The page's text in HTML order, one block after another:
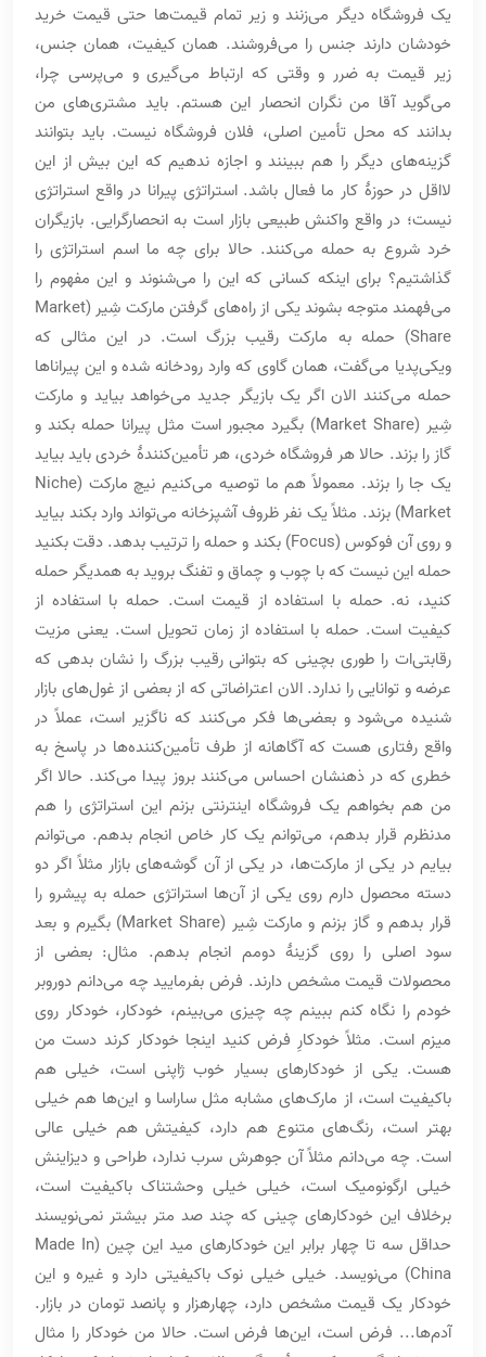
یک فروشگاه دیگر می‌زنند و زیر تمام قیمت‌ها حتی قیمت خرید
خودشان دارند جنس را می‌فروشند. همان کیفیت، همان جنس،
زیر قیمت به ضرر و وقتی که ارتباط می‌گیری و می‌پرسی چرا،
می‌گوید آقا من نگران انحصار این هستم. باید مشتری‌های من
بدانند که محل تأمین اصلی، فلان فروشگاه نیست. باید بتوانند
گزینه‌های دیگر را هم ببینند و اجازه ندهیم که این بیش از این
لااقل در حوزۀ کار ما فعال باشد. استراتژی پیرانا در واقع استراتژی
نیست؛ در واقع واکنش طبیعی بازار است به انحصارگرایی. بازیگران
خرد شروع به حمله می‌کنند. حالا برای چه ما اسم استراتژی را
گذاشتیم؟ برای اینکه کسانی که این را می‌شنوند و این مفهوم را
می‌فهمند متوجه بشوند یکی از راه‌های گرفتن مارکت شِیر (Market
Share) حمله به مارکت رقیب بزرگ است. در این مثالی که
ویکی‌پدیا می‌گفت، همان گاوی که وارد رودخانه شده و این پیراناها
حمله می‌کنند الان اگر یک بازیگر جدید می‌خواهد بیاید و مارکت
شِیر (Market Share) بگیرد مجبور است مثل پیرانا حمله بکند و
گاز را بزند. حالا هر فروشگاه خردی، هر تأمین‌کنندۀ خردی باید بیاید
یک جا را بزند. معمولاً هم ما توصیه می‌کنیم نیچ مارکت (Niche
Market) بزند. مثلاً یک نفر ظروف آشپزخانه می‌تواند وارد بکند بیاید
و روی آن فوکوس (Focus) بکند و حمله را ترتیب بدهد. دقت بکنید
حمله این نیست که با چوب و چماق و تفنگ بروید به همدیگر حمله
کنید، نه. حمله با استفاده از قیمت است. حمله با استفاده از
کیفیت است. حمله با استفاده از زمان تحویل است. یعنی مزیت
رقابتی‌ات را طوری بچینی که بتوانی رقیب بزرگ را نشان بدهی که
عرضه و توانایی را ندارد. الان اعتراضاتی که از بعضی از غول‌های بازار
شنیده می‌شود و بعضی‌ها فکر می‌کنند که ناگزیر است، عملاً در
واقع رفتاری هست که آگاهانه از طرف تأمین‌کننده‌ها در پاسخ به
خطری که در ذهنشان احساس می‌کنند بروز پیدا می‌کند. حالا اگر
من هم بخواهم یک فروشگاه اینترنتی بزنم این استراتژی را هم
مدنظرم قرار بدهم، می‌توانم یک کار خاص انجام بدهم. می‌توانم
بیایم در یکی از مارکت‌ها، در یکی از آن گوشه‌های بازار مثلاً اگر دو
دسته محصول دارم روی یکی از آن‌ها استراتژی حمله به پیشرو را
قرار بدهم و گاز بزنم و مارکت شِیر (Market Share) بگیرم و بعد
سود اصلی را روی گزینۀ دومم انجام بدهم. مثال: بعضی از
محصولات قیمت مشخص دارند. فرض بفرمایید چه می‌دانم دوروبر
خودم را نگاه کنم ببینم چه چیزی می‌بینم، خودکار، خودکار روی
میزم است. مثلاً خودکارِ فرض کنید اینجا خودکار کرند دست من
هست. یکی از خودکارهای بسیار خوب ژاپنی است، خیلی هم
باکیفیت است، از مارک‌های مشابه مثل ساراسا و این‌ها هم خیلی
بهتر است، رنگ‌های متنوع هم دارد، کیفیتش هم خیلی عالی
است. چه می‌دانم مثلاً آن جوهرش سرب ندارد، طراحی و دیزاینش
خیلی ارگونومیک است، خیلی خیلی وحشتناک باکیفیت است،
برخلاف این خودکارهای چینی که چند صد متر بیشتر نمی‌نویسند
حداقل سه تا چهار برابر این خودکارهای مید این چین (Made In
China) می‌نویسد. خیلی خیلی نوک باکیفیتی دارد و غیره و این
خودکار یک قیمت مشخص دارد، چهارهزار و پانصد تومان در بازار.
آدم‌ها... فرض است، این‌ها فرض است. حالا من خودکار را مثال